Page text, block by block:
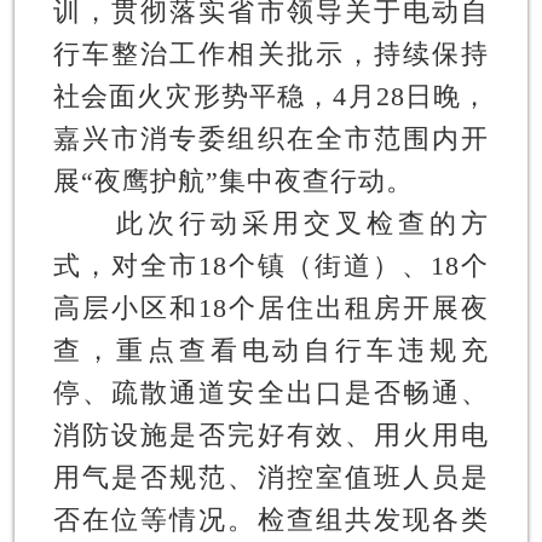
训，贯彻落实省市领导关于电动自
行车整治工作相关批示，持续保持
社会面火灾形势平稳，4月28日晚，
嘉兴市消专委组织在全市范围内开
展“夜鹰护航”集中夜查行动。
此次行动采用交叉检查的方
式，对全市18个镇（街道）、18个
高层小区和18个居住出租房开展夜
查，重点查看电动自行车违规充
停、疏散通道安全出口是否畅通、
消防设施是否完好有效、用火用电
用气是否规范、消控室值班人员是
否在位等情况。检查组共发现各类